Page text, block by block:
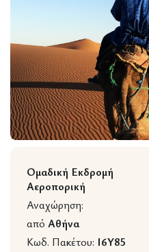
Wildlife
Ομαδική Εκδρομή
Αεροπορική
Αναχώρηση:
από Αθήνα
Κωδ. Πακέτου: I6Y85